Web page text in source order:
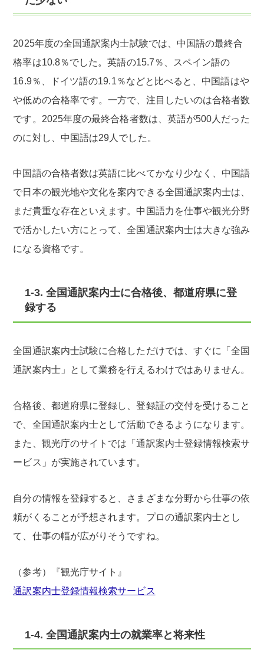
2025年度の全国通訳案内士試験では、中国語の最終合
格率は10.8％でした。英語の15.7％、スペイン語の
16.9％、ドイツ語の19.1％などと比べると、中国語はや
や低めの合格率です。一方で、注目したいのは合格者数
です。2025年度の最終合格者数は、英語が500人だった
のに対し、中国語は29人でした。
中国語の合格者数は英語に比べてかなり少なく、中国語
で日本の観光地や文化を案内できる全国通訳案内士は、
まだ貴重な存在といえます。中国語力を仕事や観光分野
で活かしたい方にとって、全国通訳案内士は大きな強み
になる資格です。
1-3. 全国通訳案内士に合格後、都道府県に登
録する
全国通訳案内士試験に合格しただけでは、すぐに「全国
通訳案内士」として業務を行えるわけではありません。
合格後、都道府県に登録し、登録証の交付を受けること
で、全国通訳案内士として活動できるようになります。
また、観光庁のサイトでは「通訳案内士登録情報検索サ
ービス」が実施されています。
自分の情報を登録すると、さまざまな分野から仕事の依
頼がくることが予想されます。プロの通訳案内士とし
て、仕事の幅が広がりそうですね。
（参考）『観光庁サイト』
通訳案内士登録情報検索サービス
1-4. 全国通訳案内士の就業率と将来性